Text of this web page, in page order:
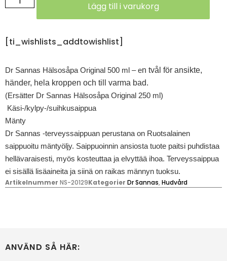
Lägg till i varukorg
[ti_wishlists_addtowishlist]
Dr Sannas Hälsosåpa Original 500 ml – en tvål för ansikte,
händer, hela kroppen och till varma bad.
(Ersätter Dr Sannas Hälsosåpa Original 250 ml)
Käsi-/kylpy-/suihkusaippua
Mänty
Dr Sannas -terveyssaippuan perustana on Ruotsalainen
saippuoitu mäntyöljy. Saippuoinnin ansiosta tuote paitsi puhdistaa
hellävaraisesti, myös kosteuttaa ja elvyttää ihoa. Terveyssaippua
ei sisällä lisäaineita ja siinä on raikas männyn tuoksu.
Artikelnummer NS-20129Kategorier Dr Sannas, Hudvård
ANVÄND SÅ HÄR: